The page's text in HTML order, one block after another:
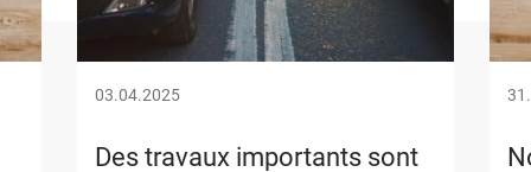
03.04.2025
Des travaux importants sont